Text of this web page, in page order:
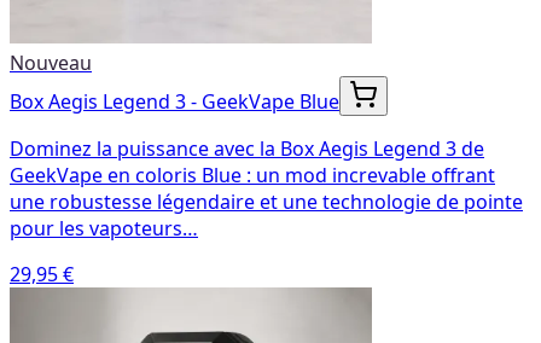
Nouveau
Box Aegis Legend 3 - GeekVape Blue
Dominez la puissance avec la Box Aegis Legend 3 de
GeekVape en coloris Blue : un mod increvable offrant
une robustesse légendaire et une technologie de pointe
pour les vapoteurs…
29,95 €